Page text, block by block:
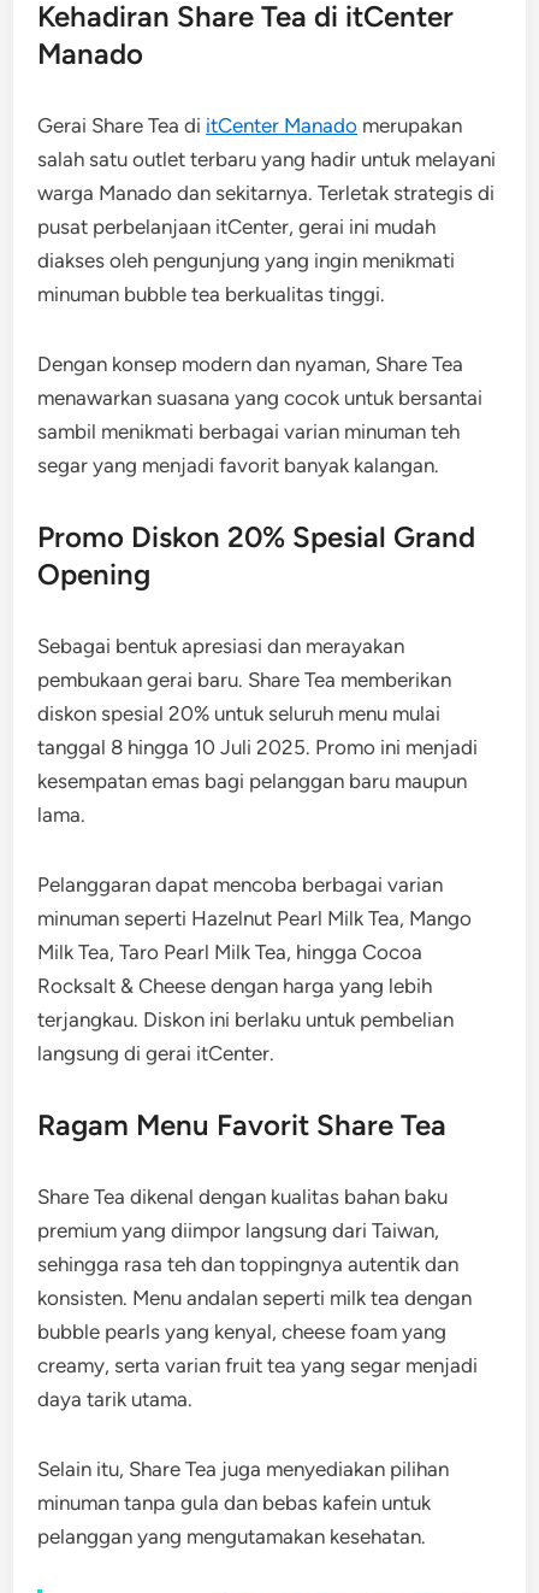
Kehadiran Share Tea di itCenter
Manado
Gerai Share Tea di itCenter Manado merupakan
salah satu outlet terbaru yang hadir untuk melayani
warga Manado dan sekitarnya. Terletak strategis di
pusat perbelanjaan itCenter, gerai ini mudah
diakses oleh pengunjung yang ingin menikmati
minuman bubble tea berkualitas tinggi.
Dengan konsep modern dan nyaman, Share Tea
menawarkan suasana yang cocok untuk bersantai
sambil menikmati berbagai varian minuman teh
segar yang menjadi favorit banyak kalangan.
Promo Diskon 20% Spesial Grand
Opening
Sebagai bentuk apresiasi dan merayakan
pembukaan gerai baru. Share Tea memberikan
diskon spesial 20% untuk seluruh menu mulai
tanggal 8 hingga 10 Juli 2025. Promo ini menjadi
kesempatan emas bagi pelanggan baru maupun
lama.
Pelanggaran dapat mencoba berbagai varian
minuman seperti Hazelnut Pearl Milk Tea, Mango
Milk Tea, Taro Pearl Milk Tea, hingga Cocoa
Rocksalt & Cheese dengan harga yang lebih
terjangkau. Diskon ini berlaku untuk pembelian
langsung di gerai itCenter.
Ragam Menu Favorit Share Tea
Share Tea dikenal dengan kualitas bahan baku
premium yang diimpor langsung dari Taiwan,
sehingga rasa teh dan toppingnya autentik dan
konsisten. Menu andalan seperti milk tea dengan
bubble pearls yang kenyal, cheese foam yang
creamy, serta varian fruit tea yang segar menjadi
daya tarik utama.
Selain itu, Share Tea juga menyediakan pilihan
minuman tanpa gula dan bebas kafein untuk
pelanggan yang mengutamakan kesehatan.